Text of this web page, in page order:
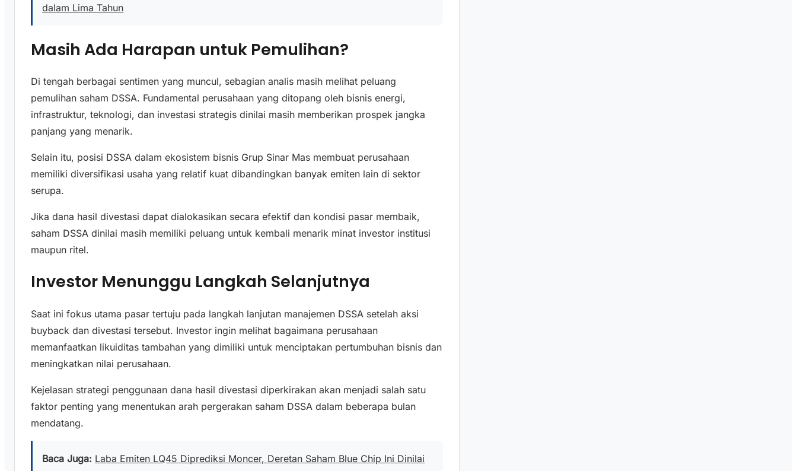
dalam Lima Tahun
Masih Ada Harapan untuk Pemulihan?
Di tengah berbagai sentimen yang muncul, sebagian analis masih melihat peluang
pemulihan saham DSSA. Fundamental perusahaan yang ditopang oleh bisnis energi,
infrastruktur, teknologi, dan investasi strategis dinilai masih memberikan prospek jangka
panjang yang menarik.
Selain itu, posisi DSSA dalam ekosistem bisnis Grup Sinar Mas membuat perusahaan
memiliki diversifikasi usaha yang relatif kuat dibandingkan banyak emiten lain di sektor
serupa.
Jika dana hasil divestasi dapat dialokasikan secara efektif dan kondisi pasar membaik,
saham DSSA dinilai masih memiliki peluang untuk kembali menarik minat investor institusi
maupun ritel.
Investor Menunggu Langkah Selanjutnya
Saat ini fokus utama pasar tertuju pada langkah lanjutan manajemen DSSA setelah aksi
buyback dan divestasi tersebut. Investor ingin melihat bagaimana perusahaan
memanfaatkan likuiditas tambahan yang dimiliki untuk menciptakan pertumbuhan bisnis dan
meningkatkan nilai perusahaan.
Kejelasan strategi penggunaan dana hasil divestasi diperkirakan akan menjadi salah satu
faktor penting yang menentukan arah pergerakan saham DSSA dalam beberapa bulan
mendatang.
Baca Juga: Laba Emiten LQ45 Diprediksi Moncer, Deretan Saham Blue Chip Ini Dinilai